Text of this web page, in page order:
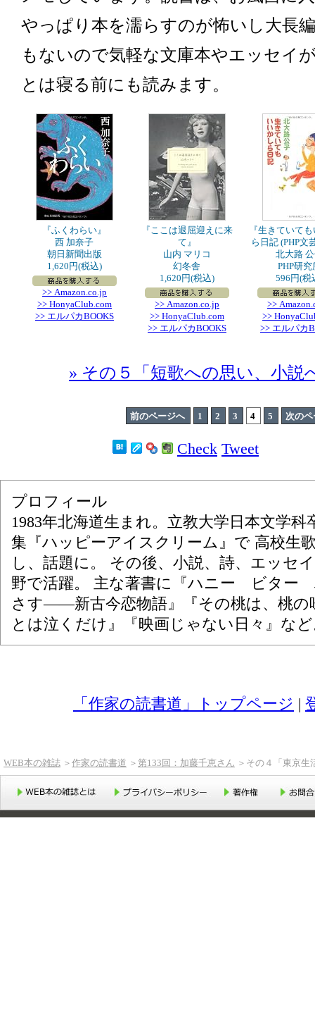
やっぱり本を濡らすのが怖いし大長
もないので気軽な文庫本やエッセイ
とは寝る前にも読みます。
『ふくわらい』
西 加奈子
朝日新聞出版
1,620円(税込)
>> Amazon.co.jp
>> HonyaClub.com
>> エルパカBOOKS
『ここは退屈迎えに来
て』
山内 マリコ
幻冬舎
1,620円(税込)
>> Amazon.co.jp
>> HonyaClub.com
>> エルパカBOOKS
『生きていて
ら日記 (PHP文
北大路
PHP研究
596円(税
>>
>>
>> エルパカ
» その５「短歌への思い、小説
前のページへ 1 2 3 4 5 次の
Check Tweet
プロフィール
1983年北海道生まれ。立教大学日本文学科
集『ハッピーアイスクリーム』で 高校生
し、話題に。 その後、小説、詩、エッセ
野で活躍。 主な著書に『ハニー ビター
さす――新古今恋物語』『その桃は、桃の
とは泣くだけ』『映画じゃない日々』な
「作家の読書道」トップページ |
WEB本の雑誌 ＞ 作家の読書道 ＞ 第133回：加藤千恵さん ＞その４「東京生
WEB本の雑誌とは プライバシーポリシー 著作権 お問い合せ